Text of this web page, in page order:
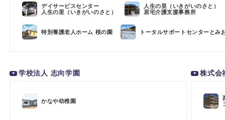
デイサービスセンター
人生の里（いきがいのさと）
人生の里（いきがいのさと）
居宅介護支援事務所
特別養護老人ホーム 桜の園 トータルサポートセンターとみ
学校法人 志向学園
かなや幼稚園
株式会